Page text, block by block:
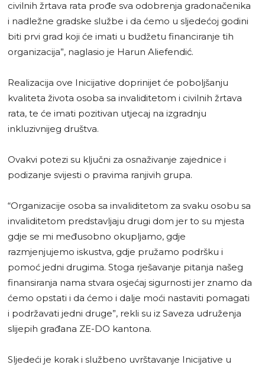
civilnih žrtava rata prođe sva odobrenja gradonačenika
i nadležne gradske službe i da ćemo u sljedećoj godini
biti prvi grad koji će imati u budžetu financiranje tih
organizacija”, naglasio je Harun Aliefendić.
Realizacija ove Inicijative doprinijet će poboljšanju
kvaliteta života osoba sa invaliditetom i civilnih žrtava
rata, te će imati pozitivan utjecaj na izgradnju
inkluzivnijeg društva.
Ovakvi potezi su ključni za osnaživanje zajednice i
podizanje svijesti o pravima ranjivih grupa.
“Organizacije osoba sa invaliditetom za svaku osobu sa
invaliditetom predstavljaju drugi dom jer to su mjesta
gdje se mi međusobno okupljamo, gdje
razmjenjujemo iskustva, gdje pružamo podršku i
pomoć jedni drugima. Stoga rješavanje pitanja našeg
finansiranja nama stvara osjećaj sigurnosti jer znamo da
ćemo opstati i da ćemo i dalje moći nastaviti pomagati
i podržavati jedni druge”, rekli su iz Saveza udruženja
slijepih građana ZE-DO kantona.
Sljedeći je korak i službeno uvrštavanje Inicijative u